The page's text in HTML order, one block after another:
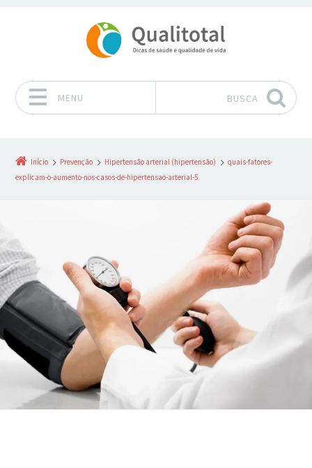
MENU BUSCA
Início Prevenção Hipertensão arterial (hipertensão)
quais-fatores-
explicam-o-aumento-nos-casos-de-hipertensao-arterial-5